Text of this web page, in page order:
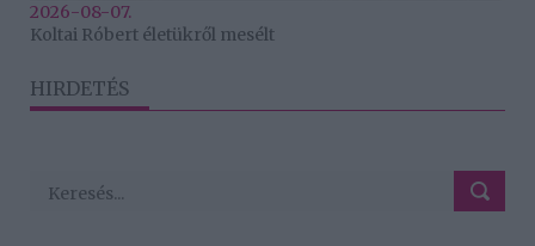
2026-08-07.
Koltai Róbert életükről mesélt
HIRDETÉS